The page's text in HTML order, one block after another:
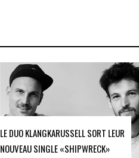
LE DUO KLANGKARUSSELL SORT LEUR
NOUVEAU SINGLE «SHIPWRECK»